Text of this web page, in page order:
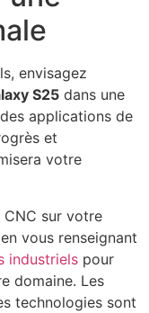
envisagez
S25 dans une
applications de
et
votre
CNC sur votre
vous renseignant
industriels pour
domaine. Les
technologies sont